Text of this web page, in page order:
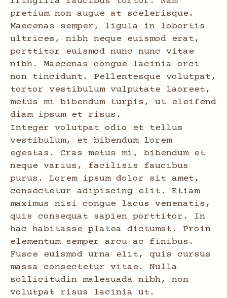
pretium non augue at scelerisque.
Maecenas semper, ligula in lobortis
ultrices, nibh neque euismod erat,
porttitor euismod nunc nunc vitae
nibh. Maecenas congue lacinia orci
non tincidunt. Pellentesque volutpat,
tortor vestibulum vulputate laoreet,
metus mi bibendum turpis, ut eleifend
diam ipsum et risus.
Integer volutpat odio et tellus
vestibulum, et bibendum lorem
egestas. Cras metus mi, bibendum et
neque varius, facilisis faucibus
purus. Lorem ipsum dolor sit amet,
consectetur adipiscing elit. Etiam
maximus nisi congue lacus venenatis,
quis consequat sapien porttitor. In
hac habitasse platea dictumst. Proin
elementum semper arcu ac finibus.
Fusce euismod urna elit, quis cursus
massa consectetur vitae. Nulla
sollicitudin malesuada nibh, non
volutpat risus lacinia ut.